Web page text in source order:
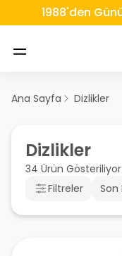
1988'den
Ana Sayfa Dizlikler
Dizlikler
34 Ürün Gösteriliyor
Filtreler
Son